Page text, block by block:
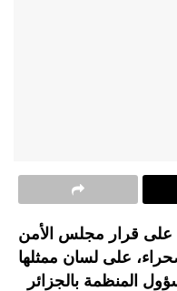
على قرار مجلس الأمن
قضية الصحراء، على لسان ممثلها
المنظمة بالجزائر